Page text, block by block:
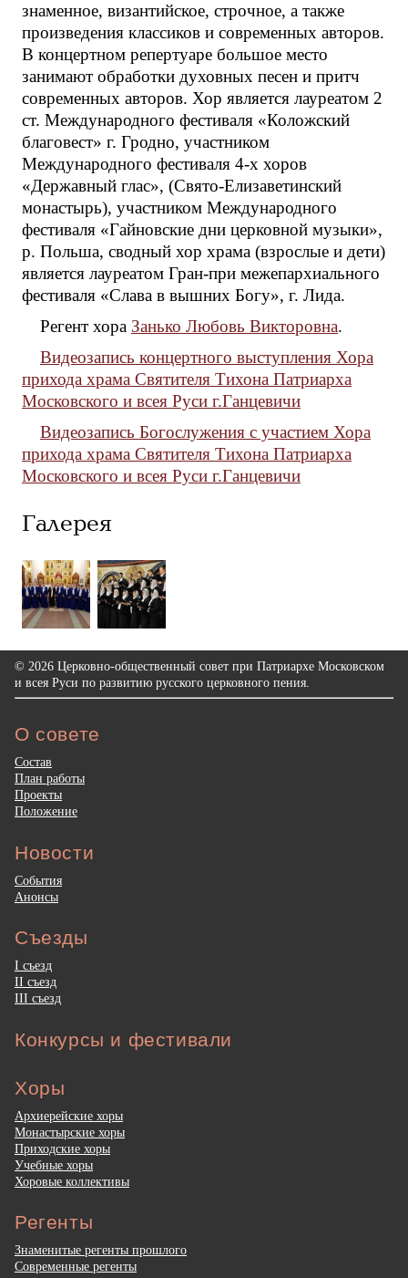
знаменное, византийское, строчное, а также
произведения классиков и современных авторов.
В концертном репертуаре большое место
занимают обработки духовных песен и притч
современных авторов. Хор является лауреатом 2
ст. Международного фестиваля «Коложский
благовест» г. Гродно, участником
Международного фестиваля 4-х хоров
«Державный глас», (Свято-Елизаветинский
монастырь), участником Международного
фестиваля «Гайновские дни церковной музыки»,
р. Польша, сводный хор храма (взрослые и дети)
является лауреатом Гран-при межепархиального
фестиваля «Слава в вышних Богу», г. Лида.
Регент хора Занько Любовь Викторовна.
Видеозапись концертного выступления Хора
прихода храма Святителя Тихона Патриарха
Московского и всея Руси г.Ганцевичи
Видеозапись Богослужения с участием Хорa
прихода храма Святителя Тихона Патриарха
Московского и всея Руси г.Ганцевичи
Галерея
© 2026 Церковно-общественный совет при Патриархе Московском
и всея Руси по развитию русского церковного пения.
О совете
Состав
План работы
Проекты
Положение
Новости
События
Анонсы
Съезды
I съезд
II съезд
III съезд
Конкурсы и фестивали
Хоры
Архиерейские хоры
Монастырские хоры
Приходские хоры
Учебные хоры
Хоровые коллективы
Регенты
Знаменитые регенты прошлого
Современные регенты